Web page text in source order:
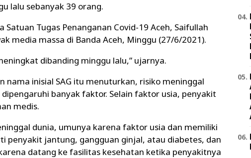
lalu sebanyak 39 orang.
Tugas Penanganan Covid-19 Aceh, Saifullah
media massa di Banda Aceh, Minggu (27/6/2021).
dibanding minggu lalu,” ujarnya.
nama inisial SAG itu menuturkan, risiko meninggal
banyak faktor. Selain faktor usia, penyakit
medis.
dunia, umunya karena faktor usia dan memiliki
penyakit jantung, gangguan ginjal, atau diabetes, dan
datang ke fasilitas kesehatan ketika penyakitnya